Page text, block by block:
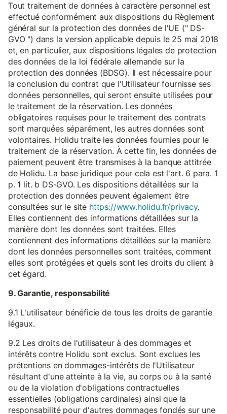
Tout traitement de données à caractère personnel est
effectué conformément aux dispositions du Règlement
général sur la protection des données de l'UE (" DS-
GVO ") dans la version applicable depuis le 25 mai 2018
et, en particulier, aux dispositions légales de protection
des données de la loi fédérale allemande sur la
protection des données (BDSG). Il est nécessaire pour
la conclusion du contrat que l'Utilisateur fournisse ses
données personnelles, qui seront ensuite utilisées pour
le traitement de la réservation. Les données
obligatoires requises pour le traitement des contrats
sont marquées séparément, les autres données sont
volontaires. Holidu traite les données fournies pour le
traitement de la réservation. À cette fin, les données de
paiement peuvent être transmises à la banque attitrée
de Holidu. La base juridique pour cela est l'art. 6 para. 1
p. 1 lit. b DS-GVO. Les dispositions détaillées sur la
protection des données peuvent également être
consultées sur le site https://www.holidu.fr/privacy.
Elles contiennent des informations détaillées sur la
manière dont les données sont traitées. Elles
contiennent des informations détaillées sur la manière
dont les données personnelles sont traitées, comment
elles sont protégées et quels sont les droits du client à
cet égard.
9. Garantie, responsabilité
9.1 L'utilisateur bénéficie de tous les droits de garantie
légaux.
9.2 Les droits de l'utilisateur à des dommages et
intérêts contre Holidu sont exclus. Sont exclues les
prétentions en dommages-intérêts de l'Utilisateur
résultant d'une atteinte à la vie, au corps ou à la santé
ou de la violation d'obligations contractuelles
essentielles (obligations cardinales) ainsi que la
responsabilité pour d'autres dommages fondés sur une